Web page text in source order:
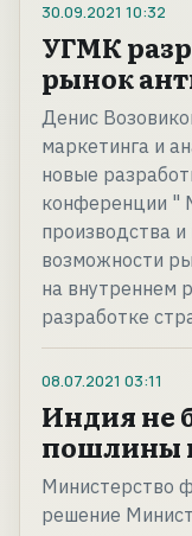
30.09.2021 10:32
УГМК
рынок
Денис
маркетинга и
новые
конференции "
производства и
возможности
на внутреннем
разработке
08.07.2021 03:11
Индия не
пошлины
Министерство
решение